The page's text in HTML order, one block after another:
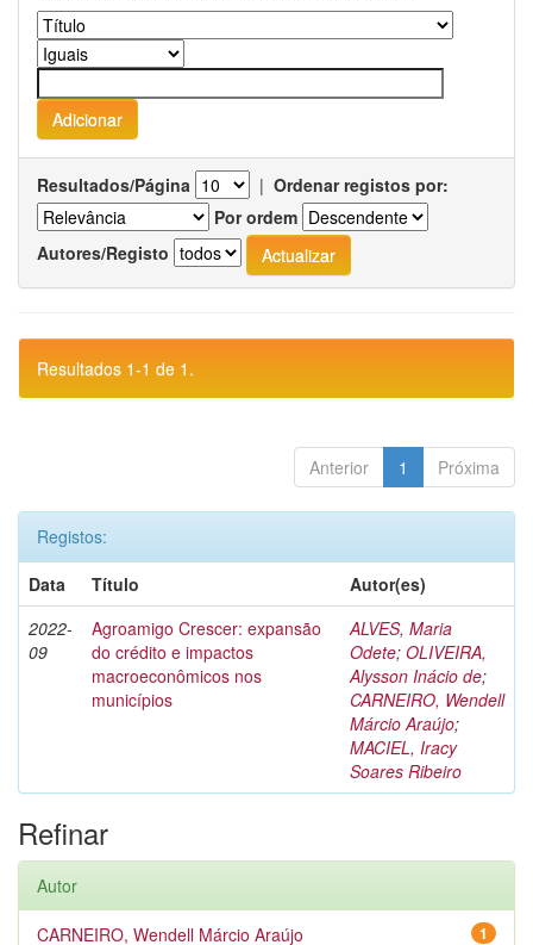
Resultados/Página | Ordenar registos por:
Por ordem
Autores/Registo
Resultados 1-1 de 1.
Anterior 1 Próxima
Registos:
Data
Título
Autor(es)
2022-
09
Agroamigo Crescer: expansão
do crédito e impactos
macroeconômicos nos
municípios
ALVES, Maria
Odete; OLIVEIRA,
Alysson Inácio de;
CARNEIRO, Wendell
Márcio Araújo;
MACIEL, Iracy
Soares Ribeiro
Refinar
Autor
1
CARNEIRO, Wendell Márcio Araújo